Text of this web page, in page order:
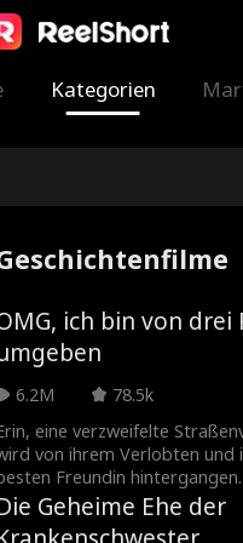
Kategorien
ich bin von drei
6.2M
78.5k
eine verzweifelte
von ihrem Verlobten und
Freundin
ahnt, dass sie in
lang verschollene Prinzessin ist.
Geheime Ehe der